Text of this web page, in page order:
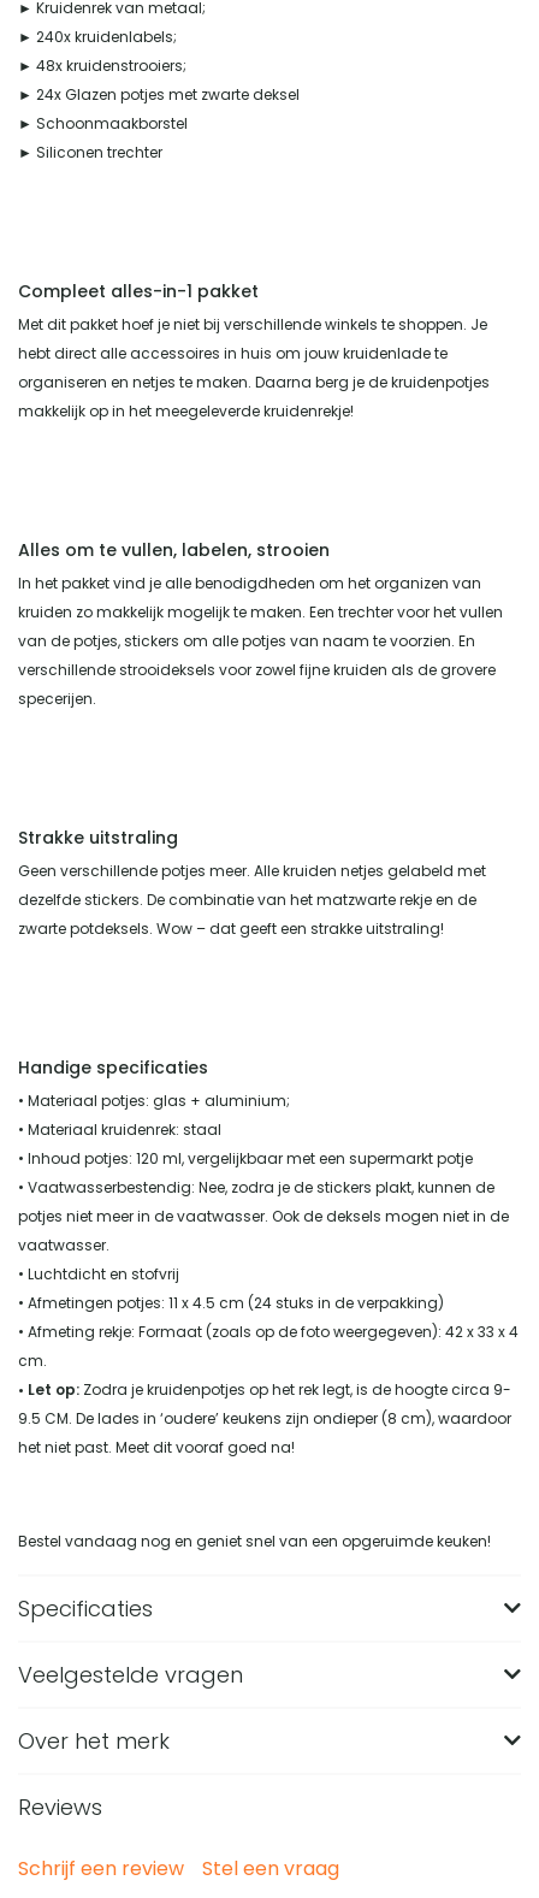
► Kruidenrek van metaal;
► 240x kruidenlabels;
► 48x kruidenstrooiers;
► 24x Glazen potjes met zwarte deksel
► Schoonmaakborstel
► Siliconen trechter
Compleet alles-in-1 pakket
Met dit pakket hoef je niet bij verschillende winkels te shoppen. Je
hebt direct alle accessoires in huis om jouw kruidenlade te
organiseren en netjes te maken. Daarna berg je de kruidenpotjes
makkelijk op in het meegeleverde kruidenrekje!
Alles om te vullen, labelen, strooien
In het pakket vind je alle benodigdheden om het organizen van
kruiden zo makkelijk mogelijk te maken. Een trechter voor het vullen
van de potjes, stickers om alle potjes van naam te voorzien. En
verschillende strooideksels voor zowel fijne kruiden als de grovere
specerijen.
Strakke uitstraling
Geen verschillende potjes meer. Alle kruiden netjes gelabeld met
dezelfde stickers. De combinatie van het matzwarte rekje en de
zwarte potdeksels. Wow – dat geeft een strakke uitstraling!
Handige specificaties
• Materiaal potjes: glas + aluminium;
• Materiaal kruidenrek: staal
• Inhoud potjes: 120 ml, vergelijkbaar met een supermarkt potje
• Vaatwasserbestendig: Nee, zodra je de stickers plakt, kunnen de
potjes niet meer in de vaatwasser. Ook de deksels mogen niet in de
vaatwasser.
• Luchtdicht en stofvrij
• Afmetingen potjes: 11 x 4.5 cm (24 stuks in de verpakking)
• Afmeting rekje: Formaat (zoals op de foto weergegeven): 42 x 33 x 4
cm.
• Let op: Zodra je kruidenpotjes op het rek legt, is de hoogte circa 9-
9.5 CM. De lades in ‘oudere’ keukens zijn ondieper (8 cm), waardoor
het niet past. Meet dit vooraf goed na!
Bestel vandaag nog en geniet snel van een opgeruimde keuken!
Specificaties
Merk
Kleur
EAN code 8720297762123
Veelgestelde vragen
Past het XIVADA kruidenrek met 24 kruidenpotjes in
Het rekje is 42 x 33 x 4 cm en met gevulde kruidenpotjes is
na, want ondiepe lades van ongeveer 8 cm zijn hiervoor
in de lade?
Over het merk
XIVADA is een Nederlands merk dat zich richt op stijlvolle en
kruidenrekken, kledingroedes, opbergbakken en koelkast organizers.
Reviews
Schrijf een review Stel een vraag